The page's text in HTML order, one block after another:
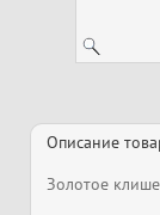
Описание
Золотое